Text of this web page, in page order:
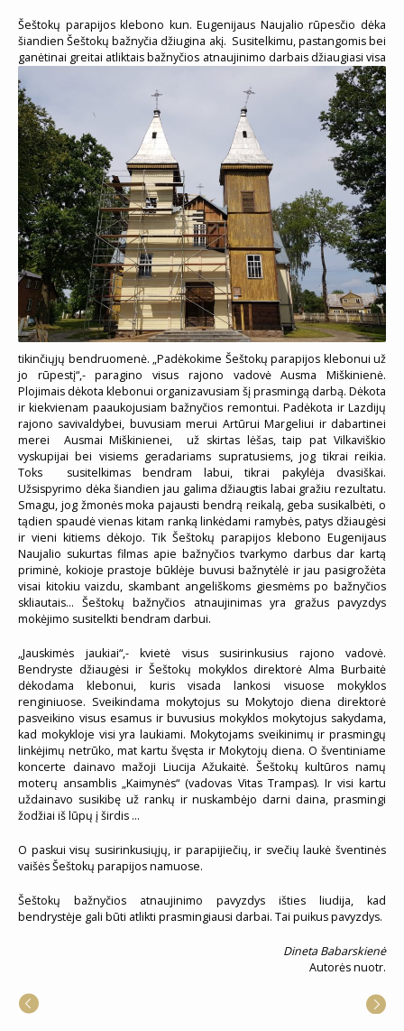
Šeštokų parapijos klebono kun. Eugenijaus Naujalio rūpesčio dėka
šiandien Šeštokų bažnyčia džiugina akį. Susitelkimu, pastangomis bei
ganėtinai greitai atliktaisbažnyčios atnaujinimo darbais džiaugiasi visa
tikinčiųjų bendruomenė. „Padėkokime Šeštokų parapijos klebonui už
jo rūpestį“,- paragino visus rajono vadovė Ausma Miškinienė.
Plojimais dėkota klebonui organizavusiam šį prasmingą darbą. Dėkota
ir kiekvienam paaukojusiam bažnyčios remontui. Padėkota ir Lazdijų
rajono savivaldybei, buvusiam merui Artūrui Margeliui ir dabartinei
merei Ausmai Miškinienei, už skirtas lėšas, taip pat Vilkaviškio
vyskupijai bei visiems geradariams supratusiems, jog tikrai reikia.
Toks susitelkimas bendram labui, tikrai pakylėja dvasiškai.
Užsispyrimo dėka šiandien jau galima džiaugtis labai gražiu rezultatu.
Smagu, jog žmonės moka pajausti bendrą reikalą, geba susikalbėti, o
tądien spaudė vienas kitam ranką linkėdami ramybės, patys džiaugėsi
ir vieni kitiems dėkojo. Tik Šeštokų parapijos klebono Eugenijaus
Naujalio sukurtas filmas apie bažnyčios tvarkymo darbus dar kartą
priminė, kokioje prastoje būklėje buvusi bažnytėlė ir jau pasigrožėta
visai kitokiu vaizdu, skambant angeliškoms giesmėms po bažnyčios
skliautais… Šeštokų bažnyčios atnaujinimas yra gražus pavyzdys
mokėjimo susitelkti bendram darbui.
„Jauskimės jaukiai“,- kvietė visus susirinkusius rajono vadovė.
Bendryste džiaugėsi ir Šeštokų mokyklos direktorė Alma Burbaitė
dėkodama klebonui, kuris visada lankosi visuose mokyklos
renginiuose. Sveikindama mokytojus su Mokytojo diena direktorė
pasveikino visus esamus ir buvusius mokyklos mokytojus sakydama,
kad mokykloje visi yra laukiami. Mokytojams sveikinimų ir prasmingų
linkėjimų netrūko, mat kartu švęsta ir Mokytojų diena. O šventiniame
koncerte dainavo mažoji Liucija Ažukaitė. Šeštokų kultūros namų
moterų ansamblis „Kaimynės“ (vadovas Vitas Trampas). Ir visi kartu
uždainavo susikibę už rankų ir nuskambėjo darni daina, prasmingi
žodžiai iš lūpų į širdis …
O paskui visų susirinkusiųjų, ir parapijiečių, ir svečių laukė šventinės
vaišės Šeštokų parapijos namuose.
Šeštokų bažnyčios atnaujinimo pavyzdys išties liudija, kad
bendrystėje gali būti atlikti prasmingiausi darbai. Tai puikus pavyzdys.
Dineta Babarskienė
Autorės nuotr.